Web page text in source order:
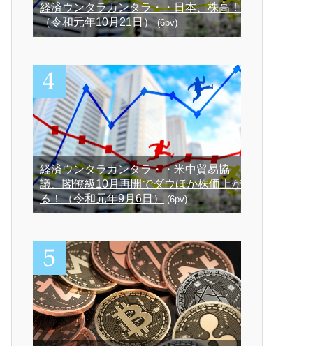
経済ウンタラカンタラ・・日本、株高！
（令和元年10月21日）(6pv)
経済ウンタラカンタラ・・米中貿易協
議、閣僚級10月再開でダウほか株価上が
る！（令和元年9月6日） (6pv)